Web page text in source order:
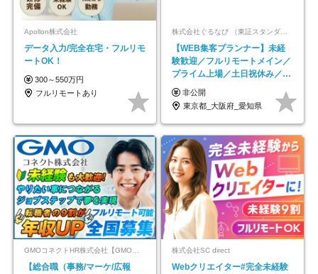
Apollon株式会社
データ入力/完全在宅・フルリモ
ートOK！
300～550万円
フルリモートあり
株式会社ぐるなび （東証スタンダード上場）
【WEB集客プランナー】未経
験歓迎／フルリモートメイン／
プライム上場／土日祝休み／東
京・大阪・名古屋
非公開
東京都_大阪府_愛知県
GMOコネクトHR株式会社【GMOインターネットグループ】
【総合職（事務/マーケ/広報
株式会社SC direct
Webクリエイター#完全未経験